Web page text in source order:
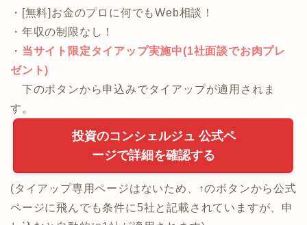
・[無料]お金のプロに何でもWeb相談！
・当サイト限定タイアップ実施中(1社面談でお肉プレ
下のボタンから申込みでタイアップが適用されま
す。
投資のコンシェルジュ 公式ペ